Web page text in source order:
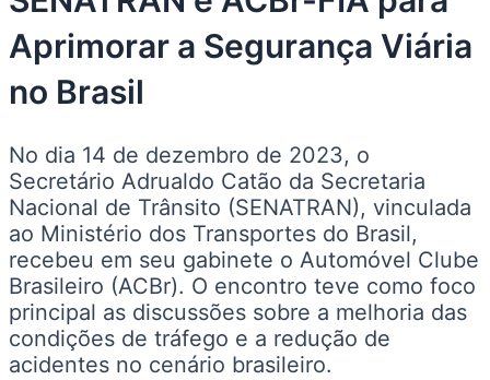
Aprimorar a Segurança Viária
no Brasil
No dia 14 de dezembro de 2023, o
Secretário Adrualdo Catão da Secretaria
Nacional de Trânsito (SENATRAN), vinculada
ao Ministério dos Transportes do Brasil,
recebeu em seu gabinete o Automóvel Clube
Brasileiro (ACBr). O encontro teve como foco
principal as discussões sobre a melhoria das
condições de tráfego e a redução de
acidentes no cenário brasileiro.